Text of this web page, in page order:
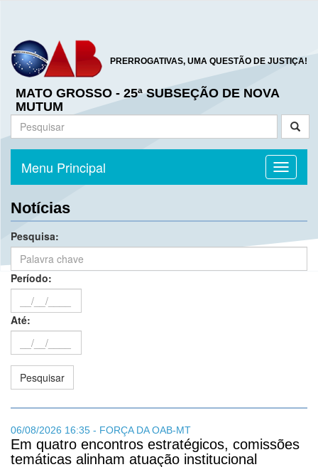
PRERROGATIVAS, UMA QUESTÃO DE JUSTIÇA!
MATO GROSSO - 25ª SUBSEÇÃO DE NOVA
MUTUM
Toggle
Menu Principal
Notícias
Pesquisa:
Período:
Até:
06/08/2026 16:35 - FORÇA DA OAB-MT
Em quatro encontros estratégicos, comissões
temáticas alinham atuação institucional